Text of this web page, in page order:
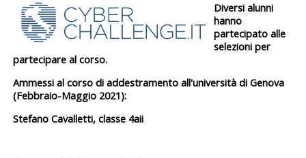
Diversi alunni
hanno
partecipato alle
selezioni per
partecipare al corso.
Ammessi al corso di addestramento all'università di Genova
(Febbraio-Maggio 2021):
Stefano Cavalletti, classe 4aii